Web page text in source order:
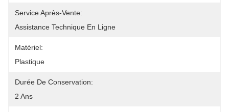
Service Après-Vente:
Assistance Technique En Ligne
Matériel:
Plastique
Durée De Conservation:
2 Ans